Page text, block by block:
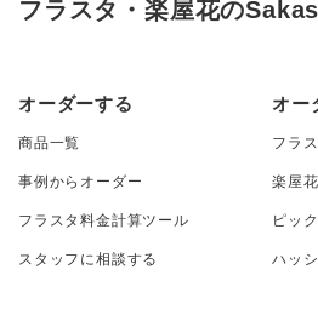
フラスタ・楽屋花の
オーダーする
商品一覧
事例からオーダー
フラスタ料金計算ツール
スタッフに相談する
オー
フラ
楽屋
ピッ
ハッ